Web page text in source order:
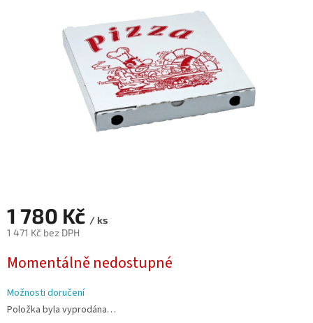
1 780 Kč / ks
1 471 Kč bez DPH
cena:
Momentálně nedostupné
Možnosti doručení
Položka byla vyprodána…